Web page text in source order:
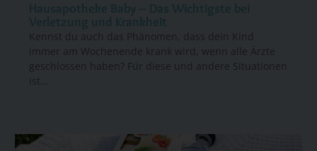
Hausapotheke Baby – Das Wichtigste bei
Verletzung und Krankheit
Kennst du auch das Phänomen, dass dein Kind
immer am Wochenende krank wird, wenn alle Ärzte
geschlossen haben? Für diese und andere Situationen
ist...